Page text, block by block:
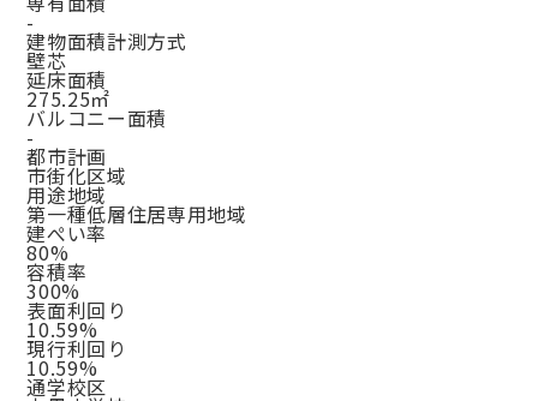
-
建物面積計測方式
壁芯
延床面積
275.25㎡
バルコニー面積
-
都市計画
市街化区域
用途地域
第一種低層住居専用地域
建ぺい率
80%
容積率
300%
表面利回り
10.59%
現行利回り
10.59%
通学校区